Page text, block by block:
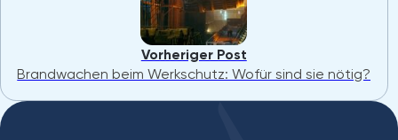
Vorheriger Post
Brandwachen beim Werkschutz: Wofür sind sie nötig?